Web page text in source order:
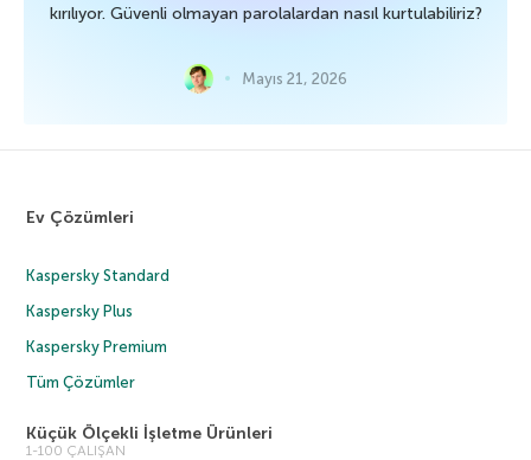
kırılıyor. Güvenli olmayan parolalardan nasıl kurtulabiliriz?
Mayıs 21, 2026
Ev Çözümleri
Kaspersky Standard
Kaspersky Plus
Kaspersky Premium
Tüm Çözümler
Küçük Ölçekli İşletme Ürünleri
1-100 ÇALIŞAN